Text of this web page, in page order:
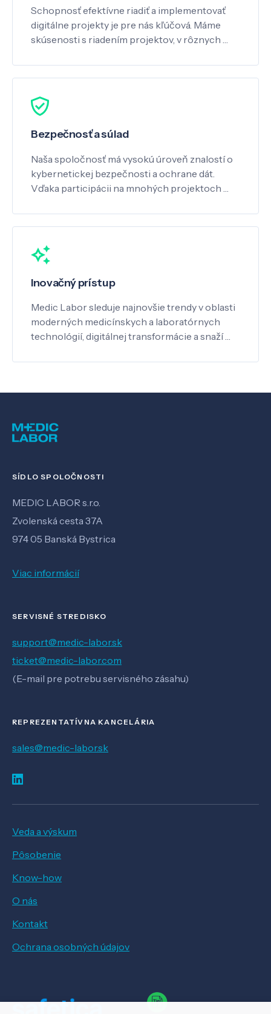
Schopnosť efektívne riadiť a implementovať
digitálne projekty je pre nás kľúčová. Máme
skúsenosti s riadením projektov, v rôznych …
Bezpečnosť a súlad
Naša spoločnosť má vysokú úroveň znalostí o
kybernetickej bezpečnosti a ochrane dát.
Vďaka participácii na mnohých projektoch …
Inovačný prístup
Medic Labor sleduje najnovšie trendy v oblasti
moderných medicínskych a laboratórnych
technológií, digitálnej transformácie a snaží …
SÍDLO SPOLOČNOSTI
MEDIC LABOR s.r.o.
Zvolenská cesta 37A
974 05 Banská Bystrica
Viac informácií
SERVISNÉ STREDISKO
support@medic-labor.sk
ticket@medic-labor.com
(E-mail pre potrebu servisného zásahu)
REPREZENTATÍVNA KANCELÁRIA
sales@medic-labor.sk
Veda a výskum
Pôsobenie
Know-how
O nás
Kontakt
Ochrana osobných údajov